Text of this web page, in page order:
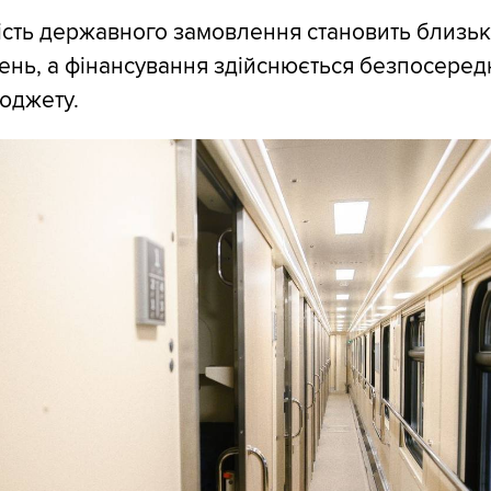
державного замовлення становить
а фінансування здійснюється